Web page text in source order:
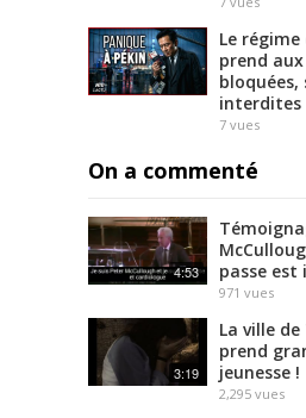
Le régime
prend
bloquées,
interdites
7 vues
On a commenté
4:53
passe est
971 vues
3:19
La ville
prend
jeunesse !
2,295 vues